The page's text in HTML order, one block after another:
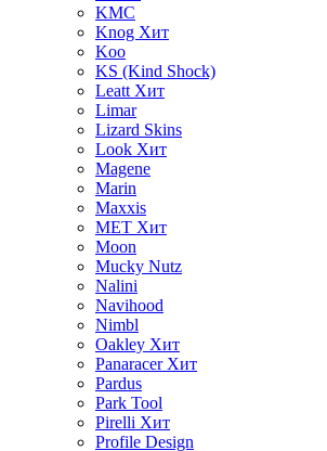
KMC
Knog Хит
Koo
KS (Kind Shock)
Leatt Хит
Limar
Lizard Skins
Look Хит
Magene
Marin
Maxxis
MET Хит
Moon
Mucky Nutz
Nalini
Navihood
Nimbl
Oakley Хит
Panaracer Хит
Pardus
Park Tool
Pirelli Хит
Profile Design